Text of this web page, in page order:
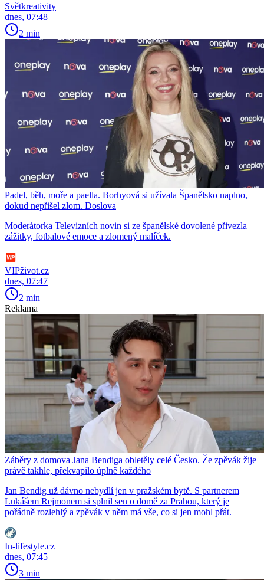
Světkreativity
dnes, 07:48
2 min
Padel, běh, moře a paella. Borhyová si užívala Španělsko naplno,
dokud nepřišel zlom. Doslova
Moderátorka Televizních novin si ze španělské dovolené přivezla
zážitky, fotbalové emoce a zlomený malíček.
VIPživot.cz
dnes, 07:47
2 min
Reklama
Záběry z domova Jana Bendiga obletěly celé Česko. Že zpěvák žije
právě takhle, překvapilo úplně každého
Jan Bendig už dávno nebydlí jen v pražském bytě. S partnerem
Lukášem Rejmonem si splnil sen o domě za Prahou, který je
pořádně rozlehlý a zpěvák v něm má vše, co si jen mohl přát.
In-lifestyle.cz
dnes, 07:45
3 min